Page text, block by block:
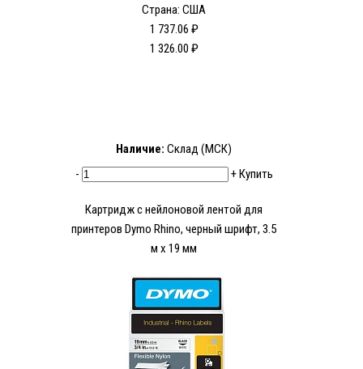
Страна: США
1 737.06 ₽
1 326.00 ₽
Наличие: Склад (МСК)
-
+Купить
Картридж c нейлоновой лентой для
принтеров Dymo Rhino, черный шрифт, 3.5
м х 19 мм